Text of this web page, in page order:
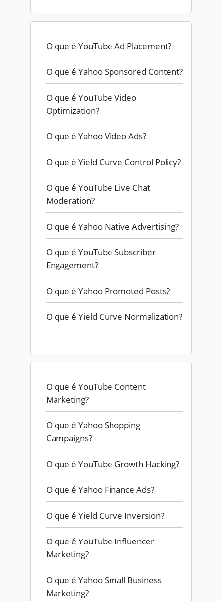
O que é YouTube Ad Placement?
O que é Yahoo Sponsored Content?
O que é YouTube Video
Optimization?
O que é Yahoo Video Ads?
O que é Yield Curve Control Policy?
O que é YouTube Live Chat
Moderation?
O que é Yahoo Native Advertising?
O que é YouTube Subscriber
Engagement?
O que é Yahoo Promoted Posts?
O que é Yield Curve Normalization?
O que é YouTube Content
Marketing?
O que é Yahoo Shopping
Campaigns?
O que é YouTube Growth Hacking?
O que é Yahoo Finance Ads?
O que é Yield Curve Inversion?
O que é YouTube Influencer
Marketing?
O que é Yahoo Small Business
Marketing?